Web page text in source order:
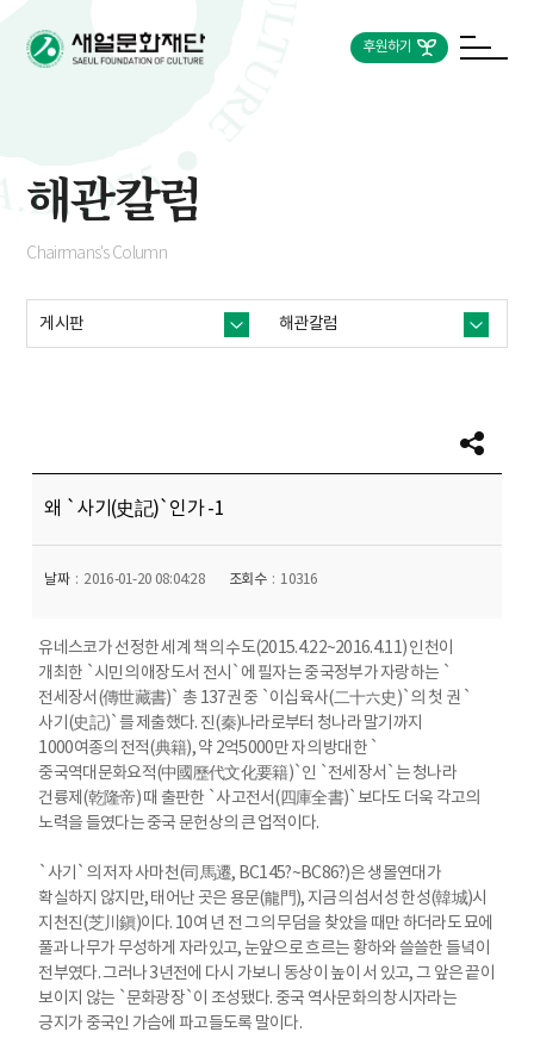
후원하기
해관칼럼
Chairmans's Column
게시판 해관칼럼
왜 `사기(史記)`인가 -1
날짜 2016-01-20 08:04:28 조회수 10316
유네스코가 선정한 세계 책의 수도(2015.4.22~2016.4.11) 인천이
개최한 `시민의 애장도서 전시`에 필자는 중국정부가 자랑하는 `
전세장서(傳世藏書)` 총 137권 중 `이십육사(二十六史)`의 첫 권 `
사기(史記)`를 제출했다. 진(秦)나라로부터 청나라 말기까지
1000여종의 전적(典籍), 약 2억5000만 자의 방대한 `
중국역대문화요적(中國歷代文化要籍)`인 `전세장서`는 청나라
건륭제(乾隆帝) 때 출판한 `사고전서(四庫全書)`보다도 더욱 각고의
노력을 들였다는 중국 문헌상의 큰 업적이다.
`사기`의 저자 사마천(司馬遷, BC145?~BC86?)은 생몰연대가
확실하지 않지만, 태어난 곳은 용문(龍門), 지금의 섬서성 한성(韓城)시
지천진(芝川鎭)이다. 10여 년 전 그의 무덤을 찾았을 때만 하더라도 묘에
풀과 나무가 무성하게 자라있고, 눈앞으로 흐르는 황하와 쓸쓸한 들녘이
전부였다. 그러나 3년전에 다시 가보니 동상이 높이 서 있고, 그 앞은 끝이
보이지 않는 `문화광장`이 조성됐다. 중국 역사문화의 창시자라는
긍지가 중국인 가슴에 파고들도록 말이다.